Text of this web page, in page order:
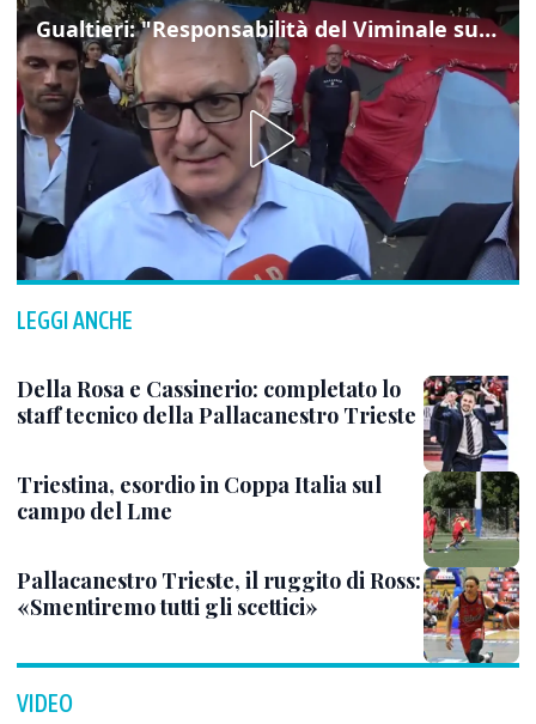
Gualtieri: "Responsabilità del Viminale su Spin Time? La posizione dei partiti è nota"
LEGGI ANCHE
Della Rosa e Cassinerio: completato lo
staff tecnico della Pallacanestro Trieste
Triestina, esordio in Coppa Italia sul
campo del Lme
Pallacanestro Trieste, il ruggito di Ross:
«Smentiremo tutti gli scettici»
VIDEO